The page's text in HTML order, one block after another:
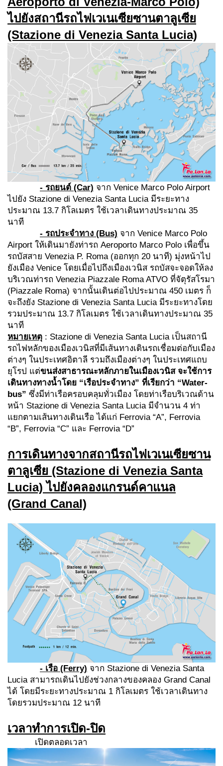
ไปยังสถานีรถไฟเวเนเซียซานตาลูเซีย
(Stazione di Venezia Santa Lucia)
- รถยนต์ (Car) จาก Venice Marco Polo Airport
ไปยัง Stazione di Venezia Santa Lucia มีระยะทาง
ประมาณ 13.7 กิโลเมตร ใช้เวลาเดินทางประมาณ 35
นาที
- รถประจำทาง (Bus) จาก Venice Marco Polo
Airport ให้เดินมายังท่ารถ Aeroporto Marco Polo เพื่อขึ้น
รถบัสสาย Venezia P. Roma (ออกทุก 20 นาที) มุ่งหน้าไป
ยังเมือง Venice โดยเมื่อไปถึงเมืองเวนิส รถบัสจะจอดให้ลง
บริเวณท่ารถ Venezia Piazzale Roma ATVO ที่จัตุรัสโรมา
(Piazzale Roma) จากนั้นเดินต่อไปประมาณ 450 เมตร ก็
จะถึงยัง Stazione di Venezia Santa Lucia มีระยะทางโดย
รวมประมาณ 13.7 กิโลเมตร ใช้เวลาเดินทางประมาณ 35
นาที
หมายเหตุ : Stazione di Venezia Santa Lucia เป็นสถานี
รถไฟหลักของเมืองเวนิสที่มีเส้นทางเดินรถเชื่อมต่อกับเมือง
ต่างๆ ในประเทศอิตาลี รวมถึงเมืองต่างๆ ในประเทศแถบ
ยุโรป แต่ขนส่งสาธารณะหลักภายในเมืองเวนิส จะใช้การ
เดินทางทางน้ำโดย “เรือประจำทาง” ที่เรียกว่า “Water-
bus” ซึ่งมีท่าเรือครอบคลุมทั่วเมือง โดยท่าเรือบริเวณด้าน
หน้า Stazione di Venezia Santa Lucia มีจำนวน 4 ท่า
แยกตามเส้นทางเดินเรือ ได้แก่ Ferrovia “A”, Ferrovia
“B”, Ferrovia “C” และ Ferrovia “D”
การเดินทางจากสถานีรถไฟเวเนเซียซาน
ตาลูเซีย (Stazione di Venezia Santa
Lucia) ไปยังคลองแกรนด์คาแนล
(Grand Canal)
- เรือ (Ferry) จาก Stazione di Venezia Santa
Lucia สามารถเดินไปยังช่วงกลางของคลอง Grand Canal
ได้ โดยมีระยะทางประมาณ 1 กิโลเมตร ใช้เวลาเดินทาง
โดยรวมประมาณ 12 นาที
เวลาทำการเปิด-ปิด
เปิดตลอดเวลา